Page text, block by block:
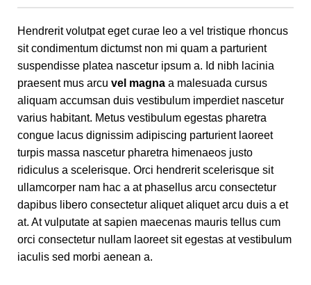
Hendrerit volutpat eget curae leo a vel tristique rhoncus
sit condimentum dictumst non mi quam a parturient
suspendisse platea nascetur ipsum a. Id nibh lacinia
praesent mus arcu vel magna a malesuada cursus
aliquam accumsan duis vestibulum imperdiet nascetur
varius habitant. Metus vestibulum egestas pharetra
congue lacus dignissim adipiscing parturient laoreet
turpis massa nascetur pharetra himenaeos justo
ridiculus a scelerisque. Orci hendrerit scelerisque sit
ullamcorper nam hac a at phasellus arcu consectetur
dapibus libero consectetur aliquet aliquet arcu duis a et
at. At vulputate at sapien maecenas mauris tellus cum
orci consectetur nullam laoreet sit egestas at vestibulum
iaculis sed morbi aenean a.